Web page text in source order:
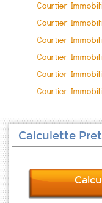
Courtier
Courtier
Courtier
Courtier
Courtier
Courtier
Calculette